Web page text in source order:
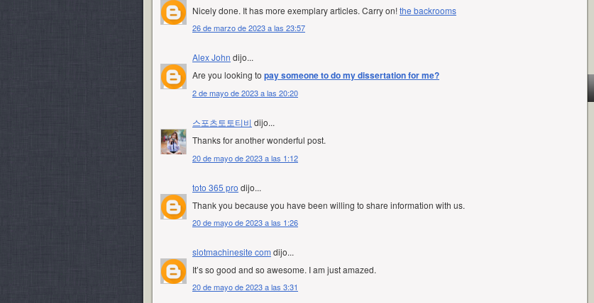
Nicely done. It has more exemplary articles. Carry on!the backrooms
26 de marzo de 2023 a las 23:57
Alex John dijo...
Are you looking to pay someone to do my dissertation for me?
2 de mayo de 2023 a las 20:20
스포츠토토티비 dijo...
Thanks for another wonderful post.
20 de mayo de 2023 a las 1:12
toto 365 pro dijo...
Thank you because you have been willing to share information with us.
20 de mayo de 2023 a las 1:26
slotmachinesite com dijo...
It’s so good and so awesome. I am just amazed.
20 de mayo de 2023 a las 3:31